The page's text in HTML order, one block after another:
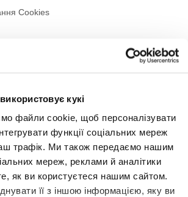
кукі
файли cookie, щоб персоналізувати
функції соціальних мереж
трафік. Ми також передаємо нашим
мереж, реклами й аналітики
як ви користуєтеся нашим сайтом.
її з іншою інформацією, яку ви
Cookies
09:00 - 21:00
09:00 - 21:00
09:00 - 21:00
09:00 - 21:00
09:00 - 21:00
09:00 - 21:00